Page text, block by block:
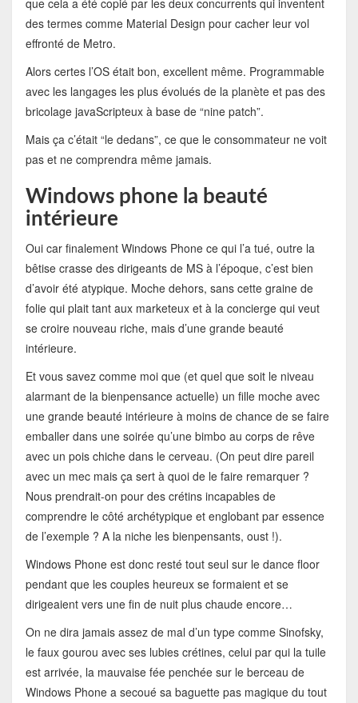
que cela a été copié par les deux concurrents qui inventent
des termes comme Material Design pour cacher leur vol
effronté de Metro.
Alors certes l’OS était bon, excellent même. Programmable
avec les langages les plus évolués de la planète et pas des
bricolage javaScripteux à base de “nine patch”.
Mais ça c’était “le dedans”, ce que le consommateur ne voit
pas et ne comprendra même jamais.
Windows phone la beauté
intérieure
Oui car finalement Windows Phone ce qui l’a tué, outre la
bêtise crasse des dirigeants de MS à l’époque, c’est bien
d’avoir été atypique. Moche dehors, sans cette graine de
folie qui plait tant aux marketeux et à la concierge qui veut
se croire nouveau riche, mais d’une grande beauté
intérieure.
Et vous savez comme moi que (et quel que soit le niveau
alarmant de la bienpensance actuelle) un fille moche avec
une grande beauté intérieure à moins de chance de se faire
emballer dans une soirée qu’une bimbo au corps de rêve
avec un pois chiche dans le cerveau. (On peut dire pareil
avec un mec mais ça sert à quoi de le faire remarquer ?
Nous prendrait-on pour des crétins incapables de
comprendre le côté archétypique et englobant par essence
de l’exemple ? A la niche les bienpensants, oust !).
Windows Phone est donc resté tout seul sur le dance floor
pendant que les couples heureux se formaient et se
dirigeaient vers une fin de nuit plus chaude encore…
On ne dira jamais assez de mal d’un type comme Sinofsky,
le faux gourou avec ses lubies crétines, celui par qui la tuile
est arrivée, la mauvaise fée penchée sur le berceau de
Windows Phone a secoué sa baguette pas magique du tout